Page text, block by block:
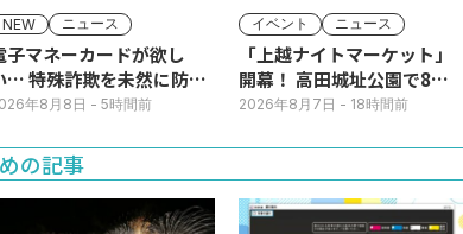
NEW ニュース
子マネーカードが欲し
… 特殊詐欺を未然に防
！コンビニ店員に感謝状
年8月8日 - 5時間前
イベント ニュース
「上越ナイトマーケット」
開幕！ 高田城址公園で8日
(土)まで
2026年8月7日 - 18時間前
の記事